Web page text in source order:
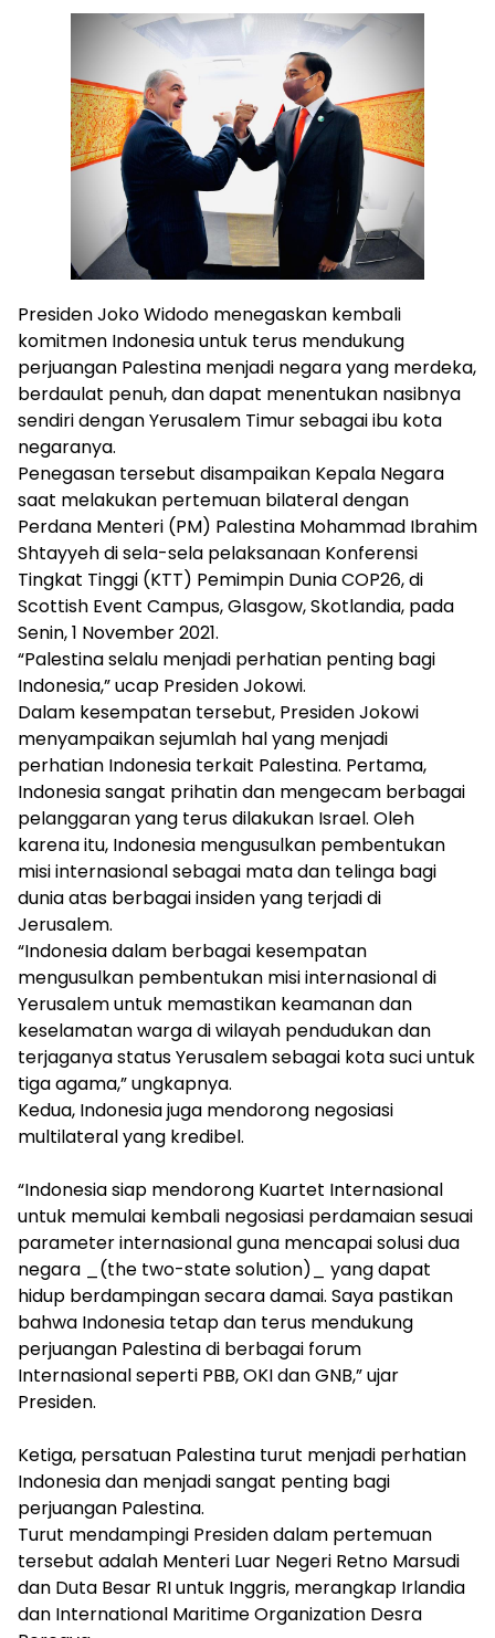
Presiden Joko Widodo menegaskan kembali
komitmen Indonesia untuk terus mendukung
perjuangan Palestina menjadi negara yang merdeka,
berdaulat penuh, dan dapat menentukan nasibnya
sendiri dengan Yerusalem Timur sebagai ibu kota
negaranya.
Penegasan tersebut disampaikan Kepala Negara
saat melakukan pertemuan bilateral dengan
Perdana Menteri (PM) Palestina Mohammad Ibrahim
Shtayyeh di sela-sela pelaksanaan Konferensi
Tingkat Tinggi (KTT) Pemimpin Dunia COP26, di
Scottish Event Campus, Glasgow, Skotlandia, pada
Senin, 1 November 2021.
“Palestina selalu menjadi perhatian penting bagi
Indonesia,” ucap Presiden Jokowi.
Dalam kesempatan tersebut, Presiden Jokowi
menyampaikan sejumlah hal yang menjadi
perhatian Indonesia terkait Palestina. Pertama,
Indonesia sangat prihatin dan mengecam berbagai
pelanggaran yang terus dilakukan Israel. Oleh
karena itu, Indonesia mengusulkan pembentukan
misi internasional sebagai mata dan telinga bagi
dunia atas berbagai insiden yang terjadi di
Jerusalem.
“Indonesia dalam berbagai kesempatan
mengusulkan pembentukan misi internasional di
Yerusalem untuk memastikan keamanan dan
keselamatan warga di wilayah pendudukan dan
terjaganya status Yerusalem sebagai kota suci untuk
tiga agama,” ungkapnya.
Kedua, Indonesia juga mendorong negosiasi
multilateral yang kredibel.
“Indonesia siap mendorong Kuartet Internasional
untuk memulai kembali negosiasi perdamaian sesuai
parameter internasional guna mencapai solusi dua
negara _(the two-state solution)_ yang dapat
hidup berdampingan secara damai. Saya pastikan
bahwa Indonesia tetap dan terus mendukung
perjuangan Palestina di berbagai forum
Internasional seperti PBB, OKI dan GNB,” ujar
Presiden.
Ketiga, persatuan Palestina turut menjadi perhatian
Indonesia dan menjadi sangat penting bagi
perjuangan Palestina.
Turut mendampingi Presiden dalam pertemuan
tersebut adalah Menteri Luar Negeri Retno Marsudi
dan Duta Besar RI untuk Inggris, merangkap Irlandia
dan International Maritime Organization Desra